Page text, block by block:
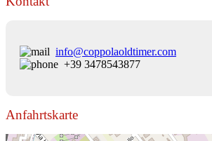
info@coppolaoldtimer.com
+39 3478543877
Anfahrtskarte